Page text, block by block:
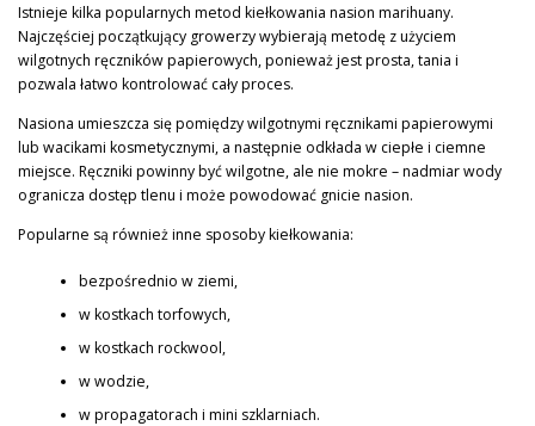
Istnieje kilka popularnych metod kiełkowania nasion marihuany.
Najczęściej początkujący growerzy wybierają metodę z użyciem
wilgotnych ręczników papierowych, ponieważ jest prosta, tania i
pozwala łatwo kontrolować cały proces.
Nasiona umieszcza się pomiędzy wilgotnymi ręcznikami papierowymi
lub wacikami kosmetycznymi, a następnie odkłada w ciepłe i ciemne
miejsce. Ręczniki powinny być wilgotne, ale nie mokre – nadmiar wody
ogranicza dostęp tlenu i może powodować gnicie nasion.
Popularne są również inne sposoby kiełkowania:
bezpośrednio w ziemi,
w kostkach torfowych,
w kostkach rockwool,
w wodzie,
w propagatorach i mini szklarniach.